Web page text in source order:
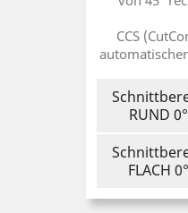
CCS
RUND
FLACH